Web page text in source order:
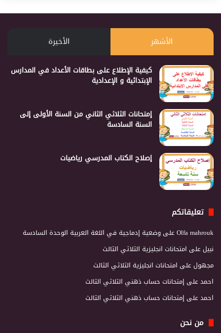
الأشهر الأخيرة
كيفية الإطلاع على بطاقات الأعداد في المدارس
الإبتدائية و الإعدادية
إمتحانات الثلاثي الثاني من السنة الأولى إلى
السنة السادسة
إصلاح الكتاب المدرسي رياضيات
تعليقاتكم
Olfa mahroukعلى وضعية إدماجية في اللغة العربية الوحدة السادسة
نبيلعلى امتحانات انجليزية الثلاثي الثالث
مجهولعلى امتحانات انجليزية الثلاثي الثالث
احمدعلى إمتحانات حساب ذهني الثلاثي الثالث
احمدعلى إمتحانات حساب ذهني الثلاثي الثالث
من نحن